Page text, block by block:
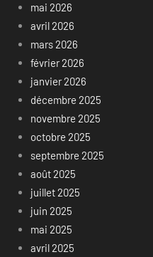
mai 2026
avril 2026
mars 2026
février 2026
janvier 2026
décembre 2025
novembre 2025
octobre 2025
septembre 2025
août 2025
juillet 2025
juin 2025
mai 2025
avril 2025